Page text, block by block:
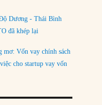
Dương - Thái Bình
đã khép lại
mơ: Vốn vay chính sách
cho startup vay vốn